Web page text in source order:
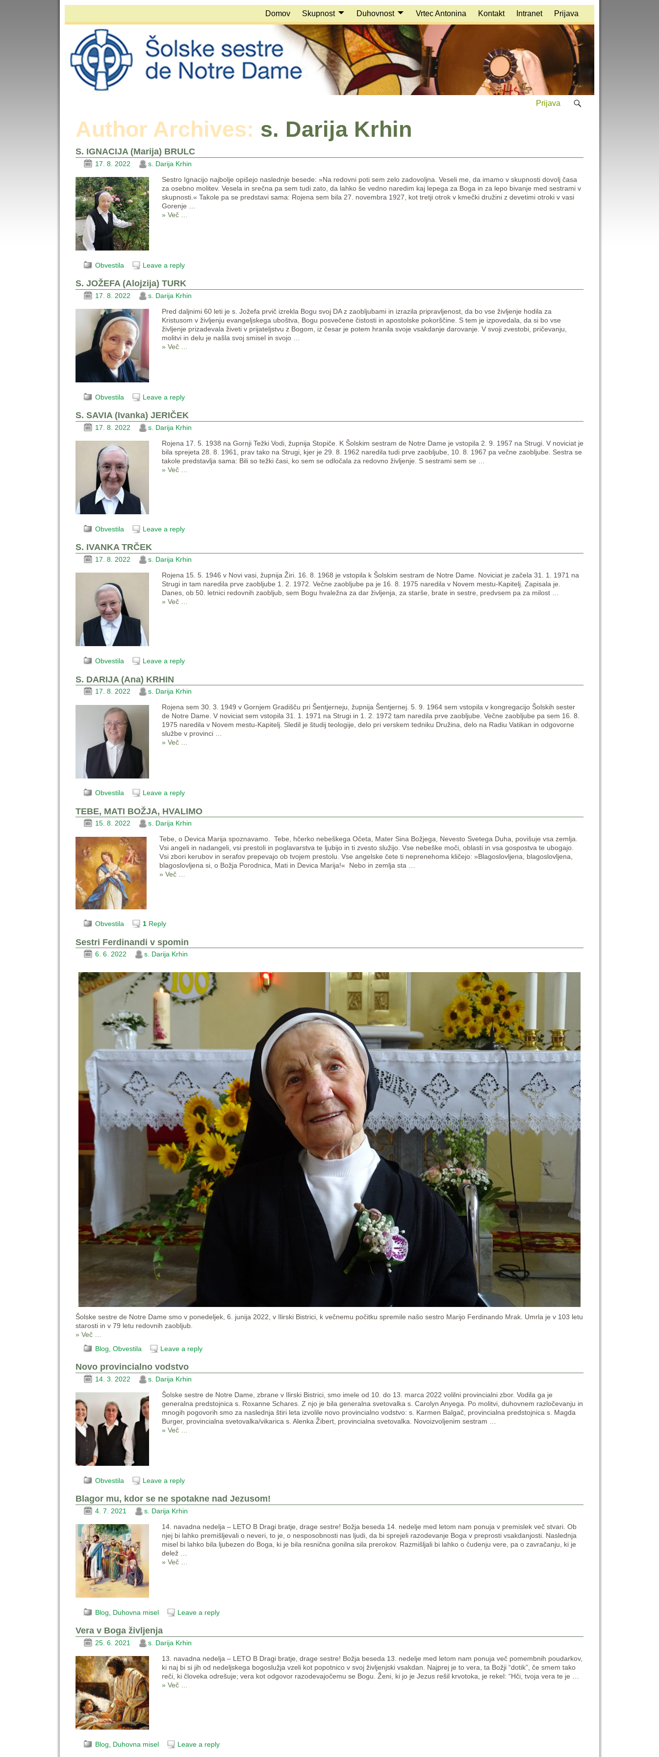
Domov Skupnost Duhovnost Vrtec Antonina Kontakt Intranet Prijava
Prijava
Author Archives: s. Darija Krhin
S. IGNACIJA (Marija) BRULC
17. 8. 2022
s. Darija Krhin
Sestro Ignacijo najbolje opišejo naslednje besede: »Na redovni poti sem zelo zadovoljna. Veseli me, da imamo v skupnosti dovolj časa
za osebno molitev. Vesela in srečna pa sem tudi zato, da lahko še vedno naredim kaj lepega za Boga in za lepo bivanje med sestrami v
skupnosti.« Takole pa se predstavi sama: Rojena sem bila 27. novembra 1927, kot tretji otrok v kmečki družini z devetimi otroki v vasi
Gorenje
» Več …
Obvestila Leave a reply
S. JOŽEFA (Alojzija) TURK
17. 8. 2022
s. Darija Krhin
Pred daljnimi 60 leti je s. Jožefa prvič izrekla Bogu svoj DA z zaobljubami in izrazila pripravljenost, da bo vse življenje hodila za
Kristusom v življenju evangeljskega uboštva, Bogu posvečene čistosti in apostolske pokorščine. S tem je izpovedala, da si bo vse
življenje prizadevala živeti v prijateljstvu z Bogom, iz česar je potem hranila svoje vsakdanje darovanje. V svoji zvestobi, pričevanju,
molitvi in delu je našla svoj smisel in svojo
» Več …
Obvestila Leave a reply
S. SAVIA (Ivanka) JERIČEK
17. 8. 2022
s. Darija Krhin
Rojena 17. 5. 1938 na Gornji Težki Vodi, župnija Stopiče. K Šolskim sestram de Notre Dame je vstopila 2. 9. 1957 na Strugi. V noviciat je
bila sprejeta 28. 8. 1961, prav tako na Strugi, kjer je 29. 8. 1962 naredila tudi prve zaobljube, 10. 8. 1967 pa večne zaobljube. Sestra se
takole predstavlja sama: Bili so težki časi, ko sem se odločala za redovno življenje. S sestrami sem se
» Več …
Obvestila Leave a reply
S. IVANKA TRČEK
17. 8. 2022
s. Darija Krhin
Rojena 15. 5. 1946 v Novi vasi, župnija Žiri. 16. 8. 1968 je vstopila k Šolskim sestram de Notre Dame. Noviciat je začela 31. 1. 1971 na
Strugi in tam naredila prve zaobljube 1. 2. 1972. Večne zaobljube pa je 16. 8. 1975 naredila v Novem mestu-Kapitelj. Zapisala je.
Danes, ob 50. letnici redovnih zaobljub, sem Bogu hvaležna za dar življenja, za starše, brate in sestre, predvsem pa za milost
» Več …
Obvestila Leave a reply
S. DARIJA (Ana) KRHIN
17. 8. 2022
s. Darija Krhin
Rojena sem 30. 3. 1949 v Gornjem Gradišču pri Šentjerneju, župnija Šentjernej. 5. 9. 1964 sem vstopila v kongregacijo Šolskih sester
de Notre Dame. V noviciat sem vstopila 31. 1. 1971 na Strugi in 1. 2. 1972 tam naredila prve zaobljube. Večne zaobljube pa sem 16. 8.
1975 naredila v Novem mestu-Kapitelj. Sledil je študij teologije, delo pri verskem tedniku Družina, delo na Radiu Vatikan in odgovorne
službe v provinci
» Več …
Obvestila Leave a reply
TEBE, MATI BOŽJA, HVALIMO
15. 8. 2022
s. Darija Krhin
Tebe, o Devica Marija spoznavamo. Tebe, hčerko nebeškega Očeta, Mater Sina Božjega, Nevesto Svetega Duha, povišuje vsa zemlja.
Vsi angeli in nadangeli, vsi prestoli in poglavarstva te ljubijo in ti zvesto služijo. Vse nebeške moči, oblasti in vsa gospostva te ubogajo.
Vsi zbori kerubov in serafov prepevajo ob tvojem prestolu. Vse angelske čete ti neprenehoma kličejo: »Blagoslovljena, blagoslovljena,
blagoslovljena si, o Božja Porodnica, Mati in Devica Marija!« Nebo in zemlja sta
» Več …
Obvestila 1Reply
Sestri Ferdinandi v spomin
6. 6. 2022 s. Darija Krhin
Šolske sestre de Notre Dame smo v ponedeljek, 6. junija 2022, v Ilirski Bistrici, k večnemu počitku spremile našo sestro Marijo Ferdinando Mrak. Umrla je v 103 letu
starosti in v 79 letu redovnih zaobljub.
» Več …
Blog Obvestila Leave a reply
Novo provincialno vodstvo
14. 3. 2022
s. Darija Krhin
Šolske sestre de Notre Dame, zbrane v Ilirski Bistrici, smo imele od 10. do 13. marca 2022 volilni provincialni zbor. Vodila ga je
generalna predstojnica s. Roxanne Schares. Z njo je bila generalna svetovalka s. Carolyn Anyega. Po molitvi, duhovnem razločevanju in
mnogih pogovorih smo za naslednja štiri leta izvolile novo provincialno vodstvo: s. Karmen Balgač, provincialna predstojnica s. Magda
Burger, provincialna svetovalka/vikarica s. Alenka Žibert, provincialna svetovalka. Novoizvoljenim sestram
» Več …
Obvestila Leave a reply
Blagor mu, kdor se ne spotakne nad Jezusom!
4. 7. 2021
s. Darija Krhin
14. navadna nedelja – LETO B Dragi bratje, drage sestre! Božja beseda 14. nedelje med letom nam ponuja v premislek več stvari. Ob
njej bi lahko premišljevali o neveri, to je, o nesposobnosti nas ljudi, da bi sprejeli razodevanje Boga v preprosti vsakdanjosti. Naslednja
misel bi lahko bila ljubezen do Boga, ki je bila resnična gonilna sila prerokov. Razmišljali bi lahko o čudenju vere, pa o zavračanju, ki je
delež
» Več …
Blog Duhovna misel Leave a reply
Vera v Boga življenja
25. 6. 2021
s. Darija Krhin
13. navadna nedelja – LETO B Dragi bratje, drage sestre! Božja beseda 13. nedelje med letom nam ponuja več pomembnih poudarkov,
ki naj bi si jih od nedeljskega bogoslužja vzeli kot popotnico v svoj življenjski vsakdan. Najprej je to vera, ta Božji “dotik”, če smem tako
reči, ki človeka odrešuje; vera kot odgovor razodevajočemu se Bogu. Ženi, ki jo je Jezus rešil krvotoka, je rekel: “Hči, tvoja vera te je
» Več …
Blog Duhovna misel Leave a reply